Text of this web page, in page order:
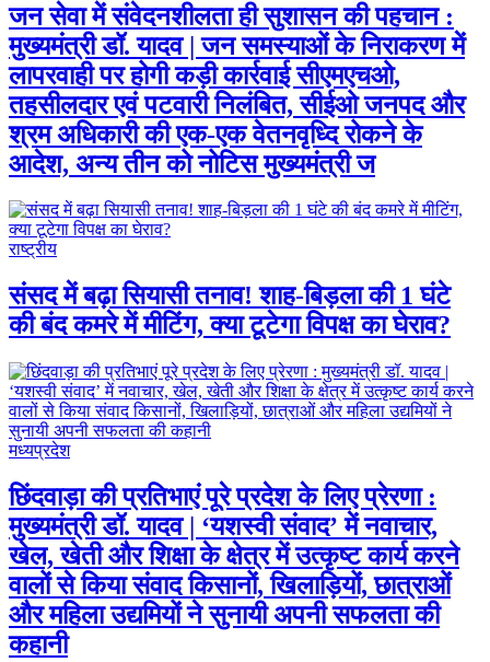
जन सेवा में संवेदनशीलता ही सुशासन की पहचान :
मुख्यमंत्री डॉ. यादव | जन समस्याओं के निराकरण में
लापरवाही पर होगी कड़ी कार्रवाई सीएमएचओ,
तहसीलदार एवं पटवारी निलंबित, सीईओ जनपद और
श्रम अधिकारी की एक-एक वेतनवृध्दि रोकने के
आदेश, अन्य तीन को नोटिस मुख्यमंत्री ज
राष्ट्रीय
संसद में बढ़ा सियासी तनाव! शाह-बिड़ला की 1 घंटे
की बंद कमरे में मीटिंग, क्या टूटेगा विपक्ष का घेराव?
मध्यप्रदेश
छिंदवाड़ा की प्रतिभाएं पूरे प्रदेश के लिए प्रेरणा :
मुख्यमंत्री डॉ. यादव | ‘यशस्वी संवाद’ में नवाचार,
खेल, खेती और शिक्षा के क्षेत्र में उत्कृष्ट कार्य करने
वालों से किया संवाद किसानों, खिलाड़ियों, छात्राओं
और महिला उद्यमियों ने सुनायी अपनी सफलता की
कहानी